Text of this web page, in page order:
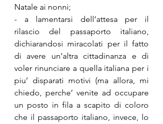
Natale ai nonni;
- a lamentarsi dell’attesa per il
rilascio del passaporto italiano,
dichiarandosi miracolati per il fatto
di avere un’altra cittadinanza e di
voler rinunciare a quella italiana per i
piu’ disparati motivi (ma allora, mi
chiedo, perche’ venite ad occupare
un posto in fila a scapito di coloro
che il passaporto italiano, invece, lo